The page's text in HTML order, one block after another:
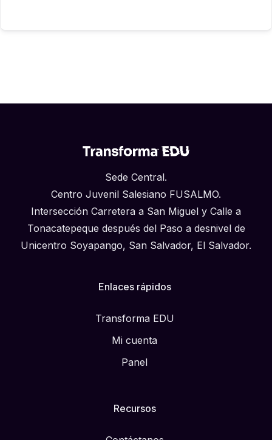
Sede Central.
Centro Juvenil Salesiano FUSALMO.
Intersección Carretera a San Miguel y Calle a
Tonacatepeque después del Paso a desnivel de
Unicentro Soyapango, San Salvador, El Salvador.
Enlaces rápidos
Transforma EDU
Mi cuenta
Panel
Recursos